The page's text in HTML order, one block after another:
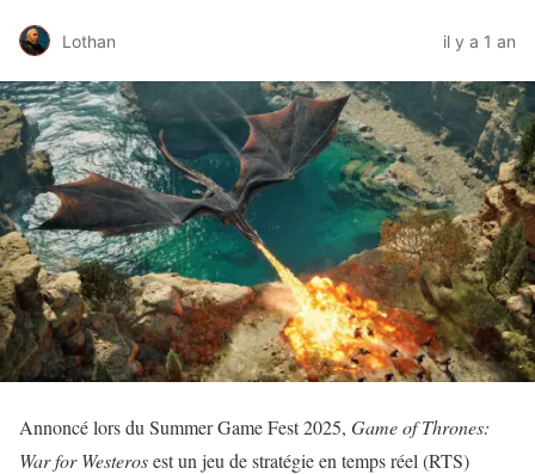
Lothan il y a 1 an
Annoncé lors du Summer Game Fest 2025, Game of Thrones:
War for Westerosest un jeu de stratégie en temps réel (RTS)